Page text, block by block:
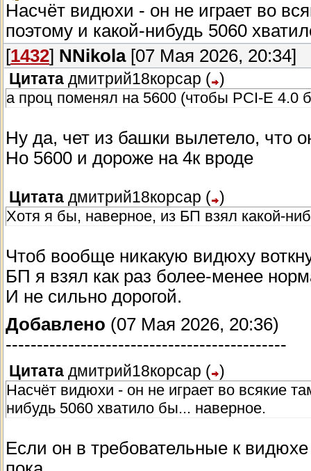
Насчёт видюхи - он не играет во
поэтому и какой-нибудь 5060
[1432] NNikola[07 Мая 2026, 20:34]
Цитата дмитрий18корсар ( )
а проц поменял на 5600 (чтобы PCI-E 4.0
Ну да, чет из башки вылетело, что
Но 5600 и дороже на 4к вроде
Цитата дмитрий18корсар ( )
Хотя я бы, наверное, из БП взял какой-
Чтоб вообще никакую видюху
БП я взял как раз более-менее
И не сильно дорогой.
Добавлено (07 Мая 2026, 20:36)
---------------------------------------------
Цитата дмитрий18корсар ( )
Насчёт видюхи - он не играет во всякие
нибудь 5060 хватило бы... наверное.
Если он в требовательные к